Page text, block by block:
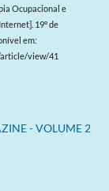
Ocupacional e
19º de
em:
view/41
- VOLUME 2